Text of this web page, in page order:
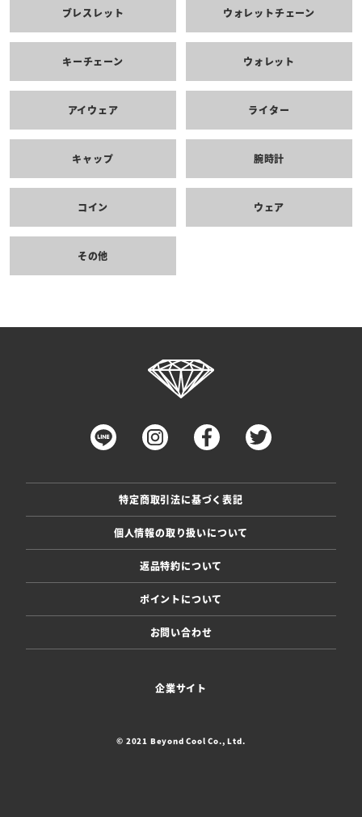
ブレスレット ウォレットチェーン
キーチェーン ウォレット
アイウェア ライター
キャップ 腕時計
コイン ウェア
その他
特定商取引法に基づく表記
個人情報の取り扱いについて
返品特約について
ポイントについて
お問い合わせ
企業サイト
© 2021 Beyond Cool Co., Ltd.